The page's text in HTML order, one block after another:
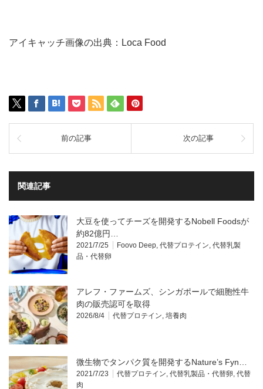
アイキャッチ画像の出典：Loca Food
前の記事 次の記事
関連記事
大豆を使ってチーズを開発するNobell Foodsが
約82億円…
2021/7/25 Foovo Deep, 代替プロテイン, 代替乳製
品・代替卵
アレフ・ファームズ、シンガポールで細胞性牛
肉の販売認可を取得
2026/8/4 代替プロテイン, 培養肉
微生物でタンパク質を開発するNature’s Fyn…
2021/7/23 代替プロテイン, 代替乳製品・代替卵, 代替
肉